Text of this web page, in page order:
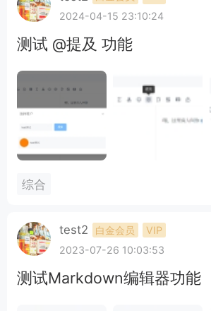
下即可充电。底价一万极品灵石，
在场的人全都见猎心喜。 “三目童
拍..
2024-04-15 23:10:24
测试 @提及 功能
综合
test2 白金会员
VIP
2023-07-26 10:03:53
测试Markdown编辑器功能